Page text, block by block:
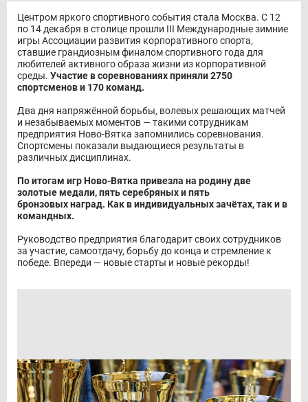
Центром яркого спортивного события стала Москва. С 12
по 14 декабря в столице прошли III Международные зимние
игры Ассоциации развития корпоративного спорта,
ставшие грандиозным финалом спортивного года для
любителей активного образа жизни из корпоративной
среды. Участие в соревнованиях приняли 2750
спортсменов и 170 команд.
Два дня напряжённой борьбы, волевых решающих матчей
и незабываемых моментов — такими сотрудникам
предприятия Ново-Вятка запомнились соревнования.
Спортсмены показали выдающиеся результаты в
различных дисциплинах.
По итогам игр Ново-Вятка привезла на родину две
золотые медали, пять серебряных и пять
бронзовых наград. Как в индивидуальных зачётах, так и в
командных.
Руководство предприятия благодарит своих сотрудников
за участие, самоотдачу, борьбу до конца и стремление к
победе. Впереди — новые старты и новые рекорды!